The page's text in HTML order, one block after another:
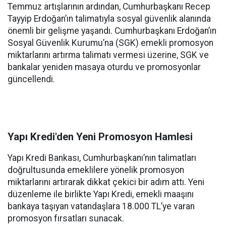
Temmuz artışlarının ardından, Cumhurbaşkanı Recep
Tayyip Erdoğan’ın talimatıyla sosyal güvenlik alanında
önemli bir gelişme yaşandı. Cumhurbaşkanı Erdoğan’ın
Sosyal Güvenlik Kurumu’na (SGK) emekli promosyon
miktarlarını artırma talimatı vermesi üzerine, SGK ve
bankalar yeniden masaya oturdu ve promosyonlar
güncellendi.
Yapı Kredi'den Yeni Promosyon Hamlesi
Yapı Kredi Bankası, Cumhurbaşkanı’nın talimatları
doğrultusunda emeklilere yönelik promosyon
miktarlarını artırarak dikkat çekici bir adım attı. Yeni
düzenleme ile birlikte Yapı Kredi, emekli maaşını
bankaya taşıyan vatandaşlara 18.000 TL’ye varan
promosyon fırsatları sunacak.